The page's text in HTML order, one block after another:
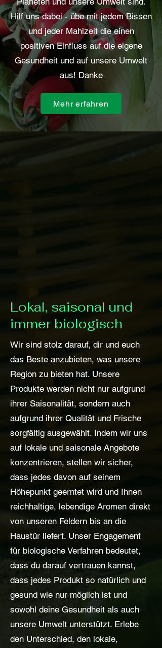
Hilf uns dabei - übe mit jedem Bissen
und jeder Mahlzeit die einen
positiven Einfluss auf die eigene
Gesundheit und auf unsere Umwelt
aus! Danke
Mehr erfahren
Lokal, saisonal und
immer biologisch
Wir sind stolz darauf, dir und euch
das Beste anzubieten, was unsere
Region zu bieten hat. Unsere
Produkte werden nicht nur aufgrund
ihrer Saisonalität, sondern auch
aufgrund ihrer Qualität und Frische
sorgfältig ausgewählt. Indem wir uns
auf lokale und saisonale Angebote
konzentrieren, stellen wir sicher,
dass jedes davon auf seinem
Höhepunkt geerntet wird und Ihnen
reichhaltige, lebendige Aromen direkt
von unseren Feldern bis an die
Haustür liefert. Unser Engagement
für biologische Verfahren bedeutet,
dass du darauf vertrauen kannst,
dass jedes Produkt so natürlich und
gesund wie nur möglich ist und
sowohl deine Gesundheit als auch
unsere Umwelt unterstützt. Erlebe
den Unterschied, den lokale,